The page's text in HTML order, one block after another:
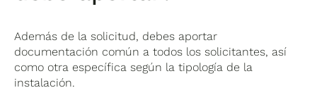
Además de la solicitud, debes aportar
documentación común a todos los solicitantes, así
como otra específica según la tipología de la
instalación.